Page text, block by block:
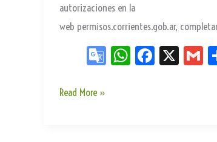
autorizaciones en la
web permisos.corrientes.gob.ar,
Go W Fa X
G
El
Read More »